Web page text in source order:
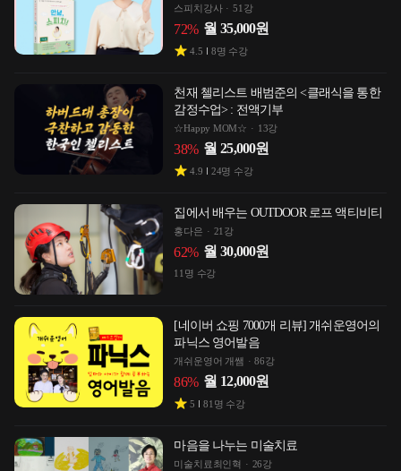
스피치강사 51강
72% 월 35,000원
4.5 8명 수강
천재 첼리스트 배범준의 <클래식을 통한
감정수업> : 전액기부
☆Happy MOM☆ 13강
38% 월 25,000원
4.9 24명 수강
집에서 배우는 OUTDOOR 로프 액티비티
홍다은 21강
62% 월 30,000원
11명 수강
[네이버 쇼핑 7000개 리뷰] 개쉬운영어의
파닉스 영어발음
개쉬운영어 개쌤 86강
86% 월 12,000원
5 81 명 수강
마음을 나누는 미술치료
미술치료최인혁 26강